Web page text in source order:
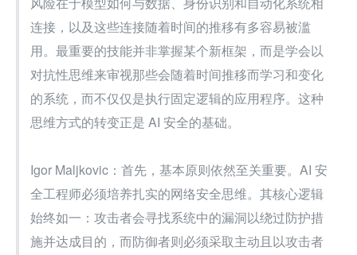
连接，以及这些连接随着时间的推移有多容易被滥
用。最重要的技能并非掌握某个新框架，而是学会以
对抗性思维来审视那些会随着时间推移而学习和变化
的系统，而不仅仅是执行固定逻辑的应用程序。这种
思维方式的转变正是 AI 安全的基础。
Igor Maljkovic：首先，基本原则依然至关重要。AI 安
全工程师必须培养扎实的网络安全思维。其核心逻辑
始终如一：攻击者会寻找系统中的漏洞以绕过防护措
施并达成目的，而防御者则必须采取主动且以攻击者